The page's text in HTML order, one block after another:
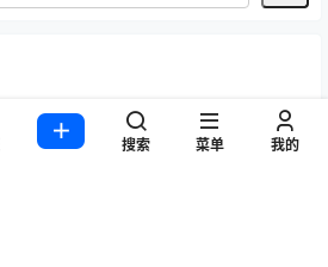
子 rioko凉凉子 Umeko J
ZinieQ 丽柜 写真模特
咬一口兔娘
搜索 菜单 我的